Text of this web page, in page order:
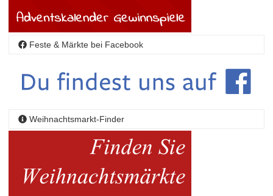
Feste & Märkte bei Facebook
Weihnachtsmarkt-Finder